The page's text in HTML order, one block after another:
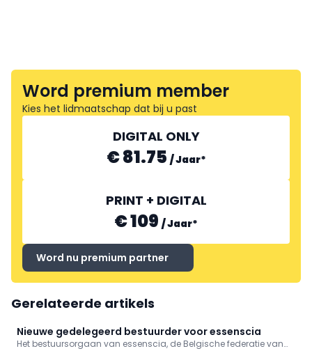
Word premium member
Kies het lidmaatschap dat bij u past
DIGITAL ONLY
€ 81.75 /Jaar*
PRINT + DIGITAL
€ 109 /Jaar*
Word nu premium partner
Gerelateerde artikels
Nieuwe gedelegeerd bestuurder voor essenscia
Het bestuursorgaan van essenscia, de Belgische federatie van